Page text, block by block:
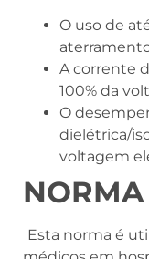
O uso de
A corrente
100% da
O
dielétrica/
voltagem
Esta norma é